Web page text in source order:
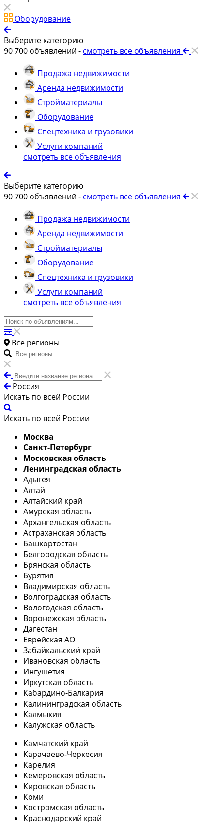
Оборудование
Выберите категорию
90 700 объявлений - смотреть все объявления
Продажа недвижимости
Аренда недвижимости
Стройматериалы
Оборудование
Спецтехника и грузовики
Услуги компаний
смотреть все объявления
Выберите категорию
90 700 объявлений - смотреть все объявления
Продажа недвижимости
Аренда недвижимости
Стройматериалы
Оборудование
Спецтехника и грузовики
Услуги компаний
смотреть все объявления
Все регионы
Россия
Искать по всей России
Искать по всей России
Москва
Санкт-Петербург
Московская область
Ленинградская область
Адыгея
Алтай
Алтайский край
Амурская область
Архангельская область
Астраханская область
Башкортостан
Белгородская область
Брянская область
Бурятия
Владимирская область
Волгоградская область
Вологодская область
Воронежская область
Дагестан
Еврейская АО
Забайкальский край
Ивановская область
Ингушетия
Иркутская область
Кабардино-Балкария
Калининградская область
Калмыкия
Калужская область
Камчатский край
Карачаево-Черкесия
Карелия
Кемеровская область
Кировская область
Коми
Костромская область
Краснодарский край